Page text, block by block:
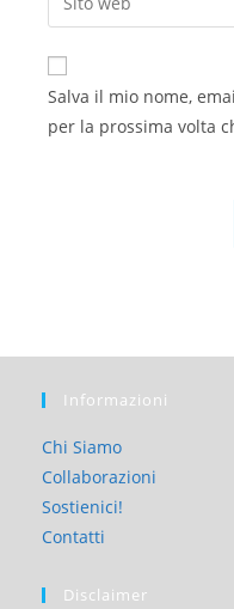
Salva il mio nome,
per la prossima volta
Informazioni
Chi Siamo
Collaborazioni
Sostienici!
Contatti
Disclaimer